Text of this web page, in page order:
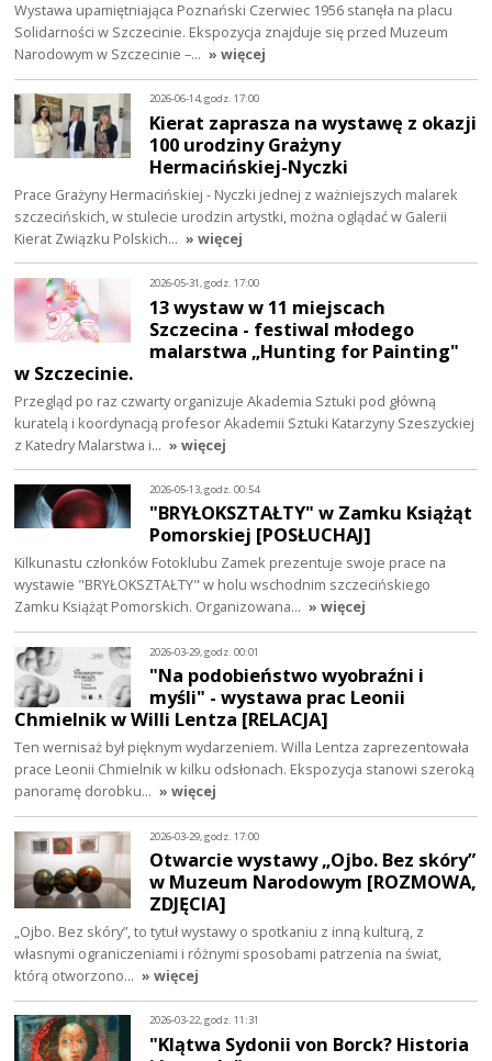
Wystawa upamiętniająca Poznański Czerwiec 1956 stanęła na placu
Solidarności w Szczecinie. Ekspozycja znajduje się przed Muzeum
Narodowym w Szczecinie –… » więcej
2026-06-14, godz. 17:00
Kierat zaprasza na wystawę z okazji
100 urodziny Grażyny
Hermacińskiej-Nyczki
Prace Grażyny Hermacińskiej - Nyczki jednej z ważniejszych malarek
szczecińskich, w stulecie urodzin artystki, można oglądać w Galerii
Kierat Związku Polskich… » więcej
2026-05-31, godz. 17:00
13 wystaw w 11 miejscach
Szczecina - festiwal młodego
malarstwa „Hunting for Painting"
w Szczecinie.
Przegląd po raz czwarty organizuje Akademia Sztuki pod główną
kuratelą i koordynacją profesor Akademii Sztuki Katarzyny Szeszyckiej
z Katedry Malarstwa i… » więcej
2026-05-13, godz. 00:54
"BRYŁOKSZTAŁTY" w Zamku Książąt
Pomorskiej [POSŁUCHAJ]
Kilkunastu członków Fotoklubu Zamek prezentuje swoje prace na
wystawie "BRYŁOKSZTAŁTY" w holu wschodnim szczecińskiego
Zamku Książąt Pomorskich. Organizowana… » więcej
2026-03-29, godz. 00:01
"Na podobieństwo wyobraźni i
myśli" - wystawa prac Leonii
Chmielnik w Willi Lentza [RELACJA]
Ten wernisaż był pięknym wydarzeniem. Willa Lentza zaprezentowała
prace Leonii Chmielnik w kilku odsłonach. Ekspozycja stanowi szeroką
panoramę dorobku… » więcej
2026-03-29, godz. 17:00
Otwarcie wystawy „Ojbo. Bez skóry”
w Muzeum Narodowym [ROZMOWA,
ZDJĘCIA]
„Ojbo. Bez skóry”, to tytuł wystawy o spotkaniu z inną kulturą, z
własnymi ograniczeniami i różnymi sposobami patrzenia na świat,
którą otworzono… » więcej
2026-03-22, godz. 11:31
"Klątwa Sydonii von Borck? Historia